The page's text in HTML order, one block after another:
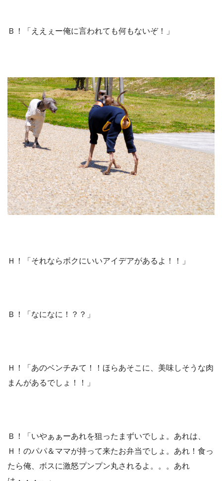
Ｂ！「ええぇー俺に言われても何もないぞ！」
Ｈ！「それならボクにいいアイデアがあるよ！！」
Ｂ！「なになに！？？」
Ｈ！「あのベンチみて！！ほらあそこに、美味しそうな肉
まんがあるでしょ！！」
Ｂ！「いやぁぁーあれを狙ったまずいでしょ。あれは、
Ｈ！のパパ＆ママが持って来たお弁当でしょ。あれ！食っ
たら俺、ボスに激怒プンプン丸されるよ。。。あれ